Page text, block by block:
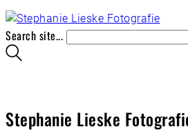
Search site...
Stephanie Lieske